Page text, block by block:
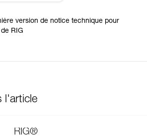
version de notice technique pour
RIG
l'article
RIG®